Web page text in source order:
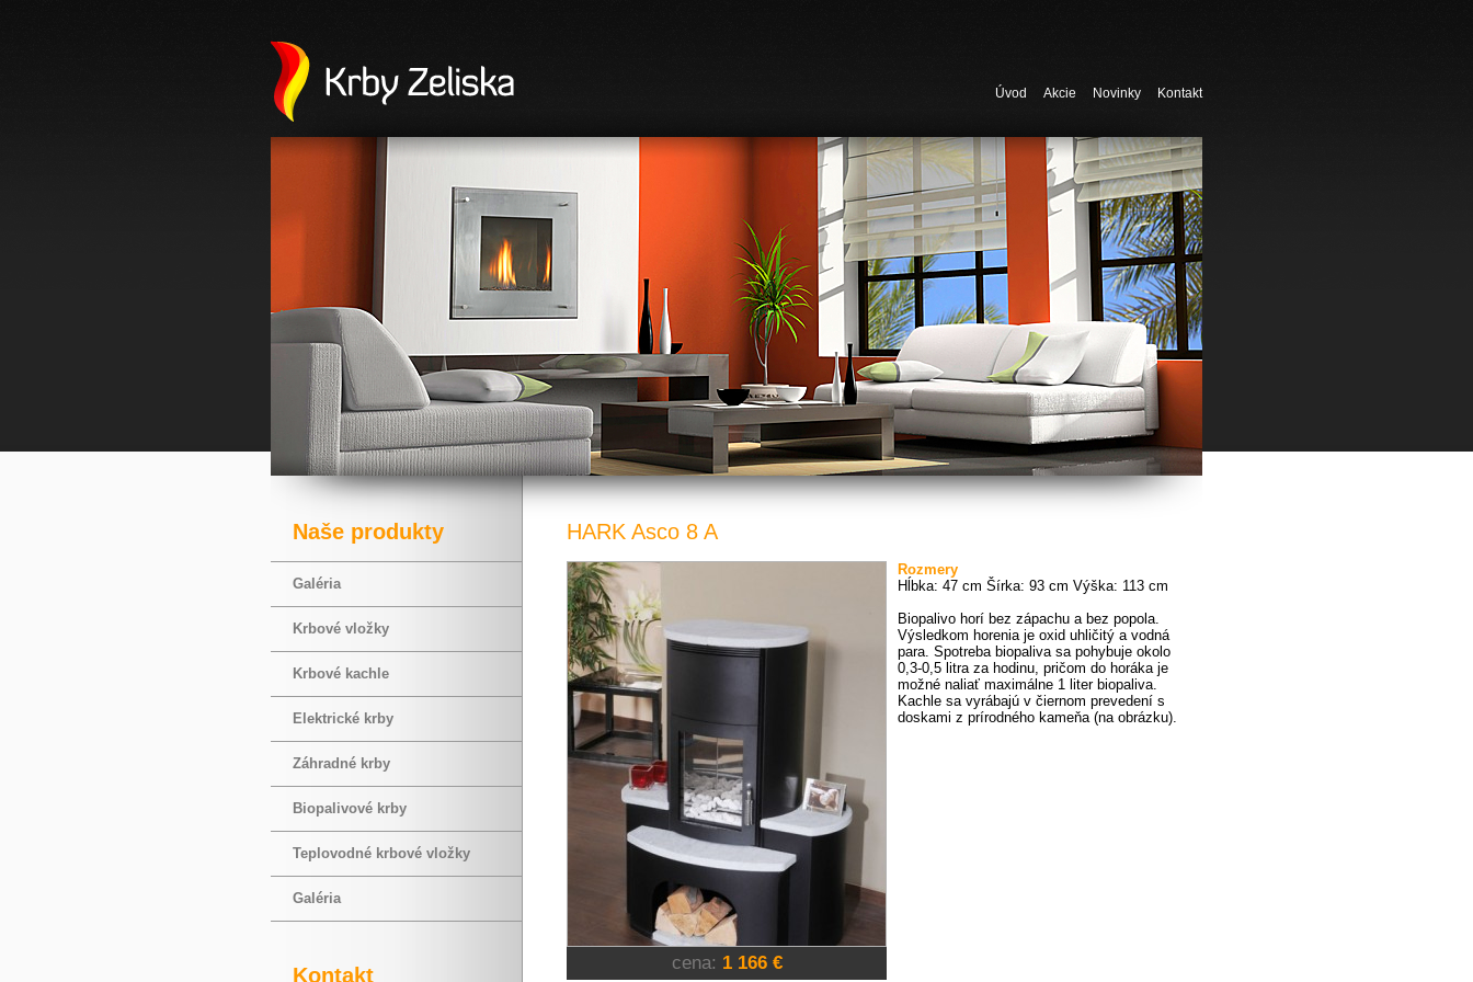
Úvod Akcie Novinky Kontakt
Naše produkty
Galéria
Krbové vložky
Krbové kachle
Elektrické krby
Záhradné krby
Biopalivové krby
Teplovodné krbové vložky
Galéria
Kontakt
HARK Asco 8 A
cena: 1 166 €
Rozmery
Hĺbka: 47 cm Šírka: 93 cm Výška: 113 cm
Biopalivo horí bez zápachu a bez popola.
Výsledkom horenia je oxid uhličitý a vodná
para. Spotreba biopaliva sa pohybuje okolo
0,3-0,5 litra za hodinu, pričom do horáka je
možné naliať maximálne 1 liter biopaliva.
Kachle sa vyrábajú v čiernom prevedení s
doskami z prírodného kameňa (na obrázku).